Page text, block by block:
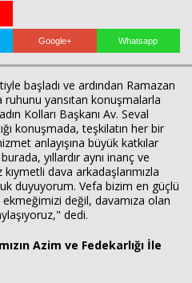
Google+ Whatsapp
başladı ve ardından Ramazan
ruhunu yansıtan konuşmalarla
Kolları Başkanı Av. Seval
konuşmada, teşkilatın her bir
anlayışına büyük katkılar
yıllardır aynı inanç ve
dava arkadaşlarımızla
duyuyorum. Vefa bizim en güçlü
ekmeğimizi değil, davamıza olan
dedi.
Azim ve Fedekarlığı İle
Haberin Doğru Adresi.